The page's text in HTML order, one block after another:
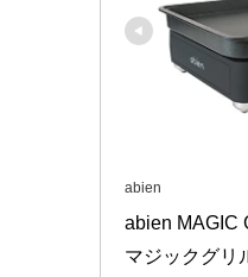
abien
abien MAGIC
マジックグリ